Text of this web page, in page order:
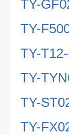
TY-
TY-
TY-
TY-
TY-
TY-